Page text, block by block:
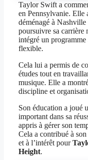
Taylor Swift a
en Pennsylvanie. Elle
déménagé à
poursuivre sa carrière
intégré un programme
flexible.
Cela lui a permis de
études tout en
musique. Elle a
discipline et
Son éducation a joué
important dans sa
appris à gérer son
Cela a contribué à
et à l’intérêt pour
Height.